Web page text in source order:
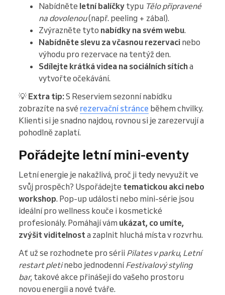
Nabídněte letní balíčky typu Tělo připravené
na dovolenou(např. peeling + zábal).
Zvýrazněte tyto nabídky na svém webu.
Nabídněte slevu za včasnou rezervaci nebo
výhodu pro rezervace na tentýž den.
Sdílejte krátká videa na sociálních sítícha
vytvořte očekávání.
💡 Extra tip:S Reserviem sezonní nabídku
zobrazíte na své rezervační stránce během chvilky.
Klienti si je snadno najdou, rovnou si je zarezervují a
pohodlně zaplatí.
Pořádejte letní mini-eventy
Letní energie je nakažlivá, proč ji tedy nevyužít ve
svůj prospěch? Uspořádejte tematickou akci nebo
workshop. Pop-up události nebo mini-série jsou
ideální pro wellness kouče i kosmetické
profesionály. Pomáhají vám ukázat, co umíte,
zvýšit viditelnosta zaplnit hluchá místa v rozvrhu.
Ať už se rozhodnete pro sérii Pilates v parku, Letní
restart pletinebo jednodenníFestivalový styling
bar, takové akce přinášejí do vašeho prostoru
novou energii a nové tváře.